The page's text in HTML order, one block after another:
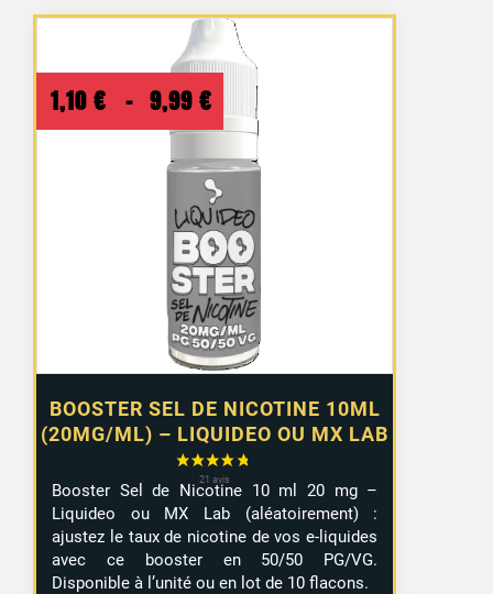
BOOSTER SEL DE NICOTINE 10ML
(20MG/ML) – LIQUIDEO OU MX LAB
1,10 € – 9,99 €
Plage
de
prix :
1,10 €
à
9,99 €
Booster Sel de Nicotine 10 ml 20 mg –
Liquideo ou MX Lab (aléatoirement) :
ajustez le taux de nicotine de vos e-liquides
avec ce booster en 50/50 PG/VG.
Disponible à l’unité ou en lot de 10 flacons.